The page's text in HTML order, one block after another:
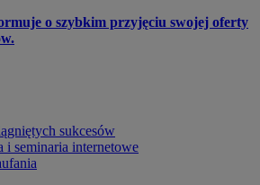
o szybkim przyjęciu swojej oferty
sukcesów
i seminaria internetowe